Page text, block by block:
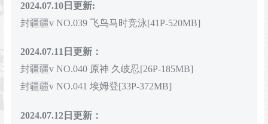
2024.07.10日更新:
封疆疆v NO.039 飞鸟马时竞泳[41P-520MB]
2024.07.11日更新：
封疆疆v NO.040 原神 久岐忍[26P-185MB]
封疆疆v NO.041 埃姆登[33P-372MB]
2024.07.12日更新：